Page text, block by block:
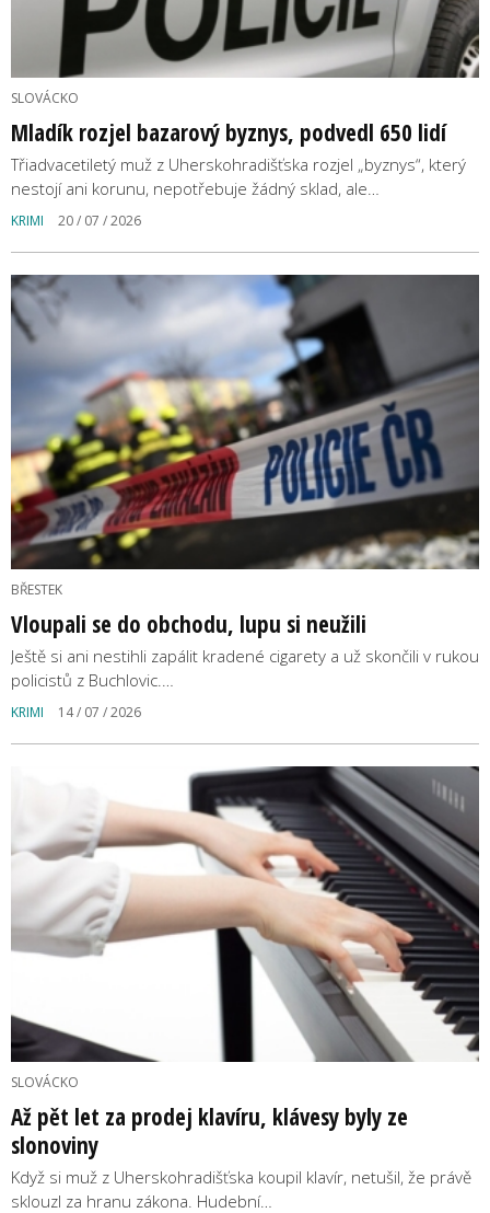
SLOVÁCKO
Mladík rozjel bazarový byznys, podvedl 650 lidí
Třiadvacetiletý muž z Uherskohradišťska rozjel „byznys“, který
nestojí ani korunu, nepotřebuje žádný sklad, ale…
KRIMI 20 / 07 / 2026
BŘESTEK
Vloupali se do obchodu, lupu si neužili
Ještě si ani nestihli zapálit kradené cigarety a už skončili v rukou
policistů z Buchlovic.…
KRIMI 14 / 07 / 2026
SLOVÁCKO
Až pět let za prodej klavíru, klávesy byly ze
slonoviny
Když si muž z Uherskohradišťska koupil klavír, netušil, že právě
sklouzl za hranu zákona. Hudební…